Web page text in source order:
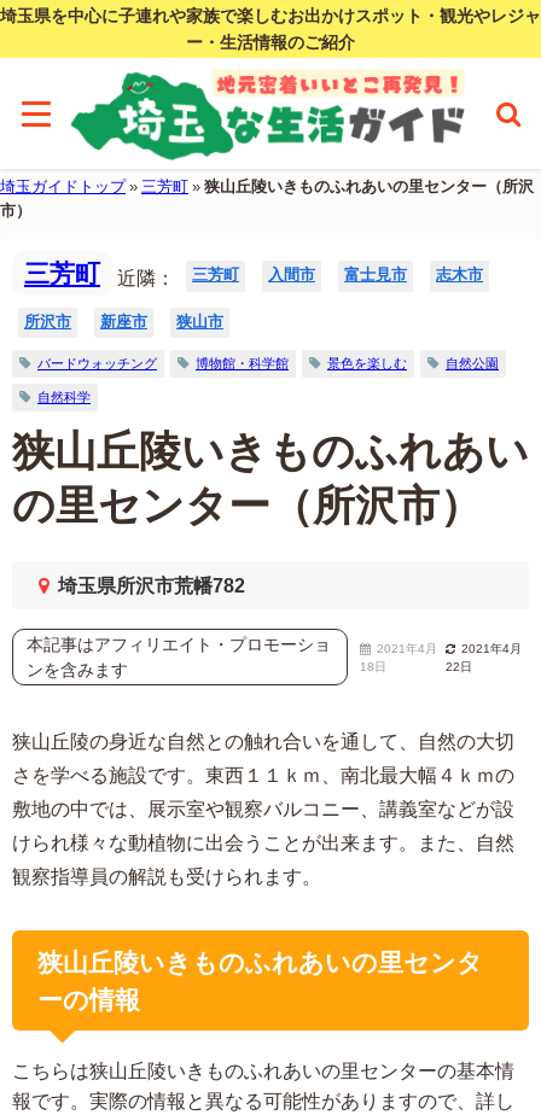
埼玉県を中心に子連れや家族で楽しむお出かけスポット・観光やレジャ
ー・生活情報のご紹介
埼玉ガイドトップ» 三芳町 » 狭山丘陵いきものふれあいの里センター（所沢
市）
三芳町 近隣： 三芳町 入間市 富士見市 志木市
所沢市 新座市 狭山市
バードウォッチング 博物館・科学館 景色を楽しむ 自然公園
自然科学
狭山丘陵いきものふれあい
の里センター（所沢市）
埼玉県所沢市荒幡782
本記事はアフィリエイト・プロモーショ
ンを含みます
2021年4月
18日
2021年4月
22日
狭山丘陵の身近な自然との触れ合いを通して、自然の大切
さを学べる施設です。東西１１ｋｍ、南北最大幅４ｋｍの
敷地の中では、展示室や観察バルコニー、講義室などが設
けられ様々な動植物に出会うことが出来ます。また、自然
観察指導員の解説も受けられます。
狭山丘陵いきものふれあいの里センタ
ーの情報
こちらは狭山丘陵いきものふれあいの里センターの基本情
報です。実際の情報と異なる可能性がありますので、詳し